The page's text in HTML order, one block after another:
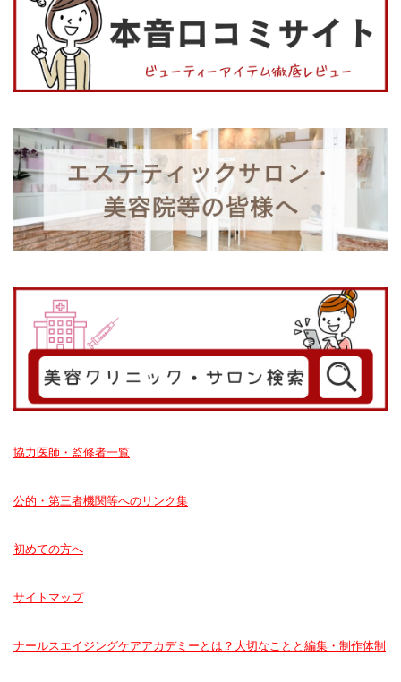
協力医師・監修者一覧
公的・第三者機関等へのリンク集
初めての方へ
サイトマップ
ナールスエイジングケアアカデミーとは？大切なことと編集・制作体制